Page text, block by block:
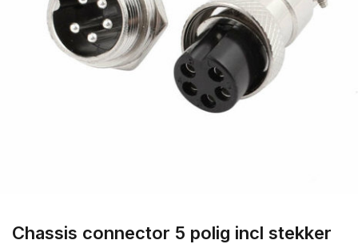
Chassis connector 5 polig incl stekker